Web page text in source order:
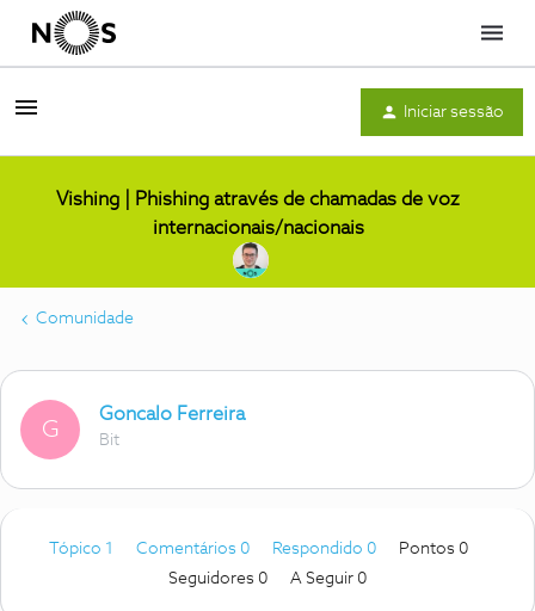
Menu
Iniciar sessão
Vishing | Phishing através de chamadas de voz
internacionais/nacionais
Comunidade
G
Goncalo Ferreira
Bit
Tópico 1 Comentários 0 Respondido 0
Pontos 0
Seguidores 0 A Seguir 0